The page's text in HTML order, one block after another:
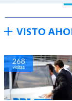
VISTO
268
visitas